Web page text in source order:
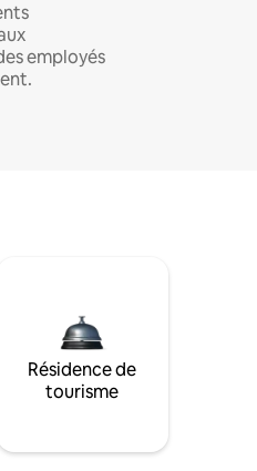
employés
Résidence de
tourisme